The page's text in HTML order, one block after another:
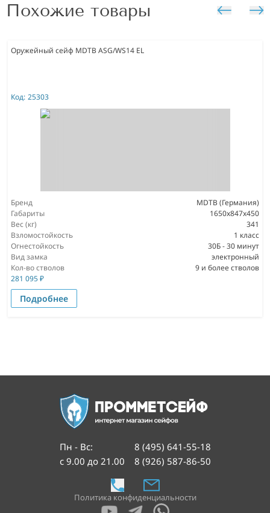
Похожие товары
Оружейный сейф MDTB ASG/WS14 EL
Код: 25303
Бренд
MDTB (Германия)
Габариты
1650х847х450
Вес (кг)
341
Взломостойкость
1 класс
Огнестойкость
30Б - 30 минут
Вид замка
электронный
Кол-во стволов
9 и более стволов
281 095₽
Подробнее
Пн - Вс:
с 9.00 до 21.00
8 (495) 641-55-18
8 (926) 587-86-50
Политика конфиденциальности